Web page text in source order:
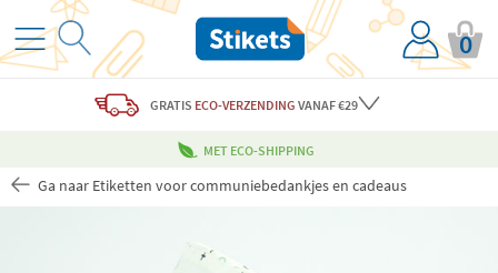
0
GRATIS ECO-VERZENDING VANAF €29
MET ECO-SHIPPING
Ga naar Etiketten voor communiebedankjes en cadeaus